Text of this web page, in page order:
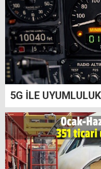
5G İLE